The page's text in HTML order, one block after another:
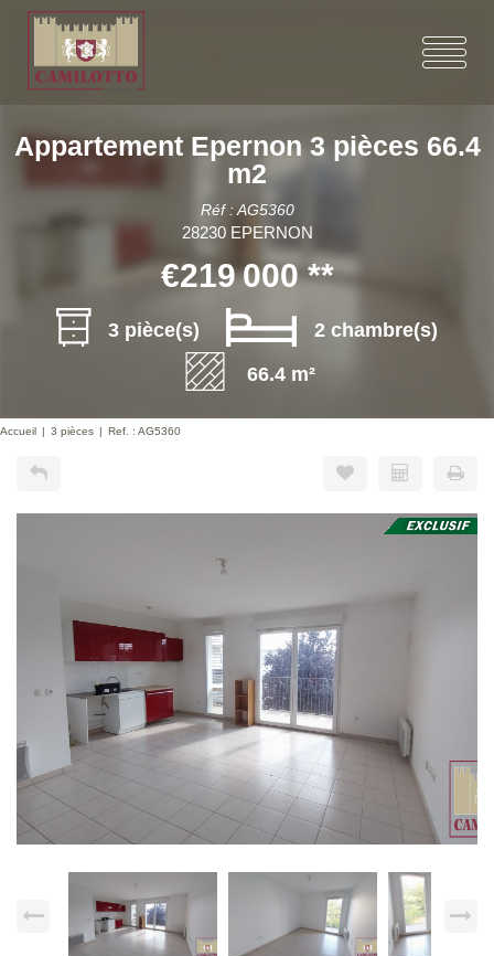
Appartement Epernon 3 pièces 66.4
m2
Réf : AG5360
28230 EPERNON
€219 000 **
3 pièce(s)
2 chambre(s)
66.4 m²
Accueil 3 pièces Ref. : AG5360